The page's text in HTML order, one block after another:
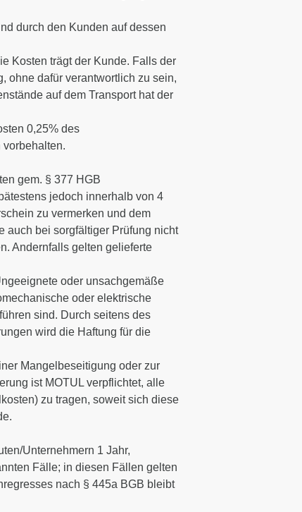
durch den Kunden auf dessen
Kosten trägt der Kunde. Falls der
ohne dafür verantwortlich zu sein,
auf dem Transport hat der
0,25% des
gem. § 377 HGB
jedoch innerhalb von 4
zu vermerken und dem
auch bei sorgfältiger Prüfung nicht
Andernfalls gelten gelieferte
oder unsachgemäße
oder elektrische
sind. Durch seitens des
wird die Haftung für die
Mangelbeseitigung oder zur
ist MOTUL verpflichtet, alle
zu tragen, soweit sich diese
Unternehmern 1 Jahr,
Fälle; in diesen Fällen gelten
nach § 445a BGB bleibt